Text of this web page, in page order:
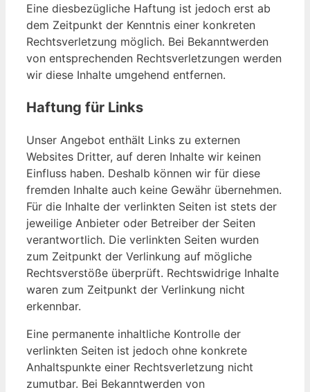
Eine diesbezügliche Haftung ist jedoch erst ab
dem Zeitpunkt der Kenntnis einer konkreten
Rechtsverletzung möglich. Bei Bekanntwerden
von entsprechenden Rechtsverletzungen werden
wir diese Inhalte umgehend entfernen.
Haftung für Links
Unser Angebot enthält Links zu externen
Websites Dritter, auf deren Inhalte wir keinen
Einfluss haben. Deshalb können wir für diese
fremden Inhalte auch keine Gewähr übernehmen.
Für die Inhalte der verlinkten Seiten ist stets der
jeweilige Anbieter oder Betreiber der Seiten
verantwortlich. Die verlinkten Seiten wurden
zum Zeitpunkt der Verlinkung auf mögliche
Rechtsverstöße überprüft. Rechtswidrige Inhalte
waren zum Zeitpunkt der Verlinkung nicht
erkennbar.
Eine permanente inhaltliche Kontrolle der
verlinkten Seiten ist jedoch ohne konkrete
Anhaltspunkte einer Rechtsverletzung nicht
zumutbar. Bei Bekanntwerden von